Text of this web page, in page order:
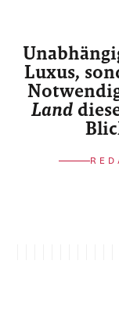
Luxus,
Land